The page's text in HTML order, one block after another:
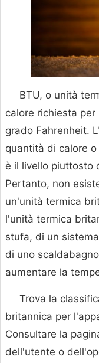
BTU, o unità
calore richiesta
grado Fahrenheit.
quantità di calore
è il livello piuttosto
Pertanto, non
un'unità termica
l'unità termica
stufa, di un
di uno
aumentare la
Trova la
britannica per
Consultare la
dell'utente o